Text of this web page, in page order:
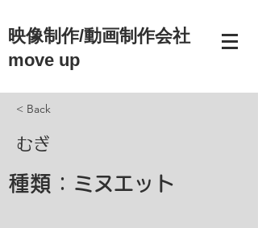
映像制作/動画制作会社
move up
< Back
むぎ
ミヌエット
種類：